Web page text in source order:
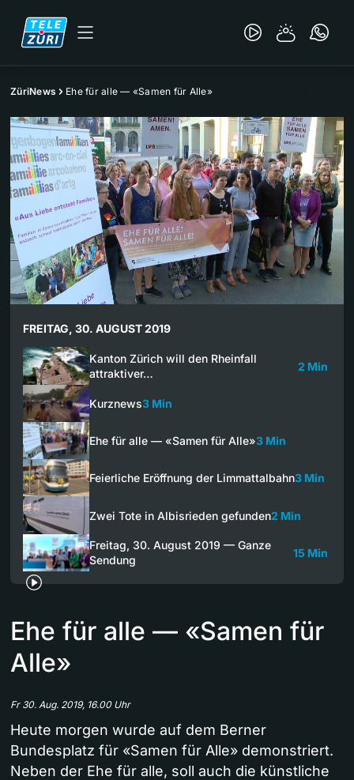
ZüriNews Ehe für alle — «Samen für Alle»
FREITAG, 30. AUGUST 2019
Kanton Zürich will den Rheinfall
attraktiver…
2 Min
Kurznews3 Min
Ehe für alle — «Samen für Alle»3 Min
Feierliche Eröffnung der Limmattalbahn3 Min
Zwei Tote in Albisrieden gefunden2 Min
Freitag, 30. August 2019 — Ganze
Sendung
15 Min
Ehe für alle — «Samen für
Alle»
Fr 30. Aug. 2019, 16.00 Uhr
Heute morgen wurde auf dem Berner
Bundesplatz für «Samen für Alle» demonstriert.
Neben der Ehe für alle, soll auch die künstliche